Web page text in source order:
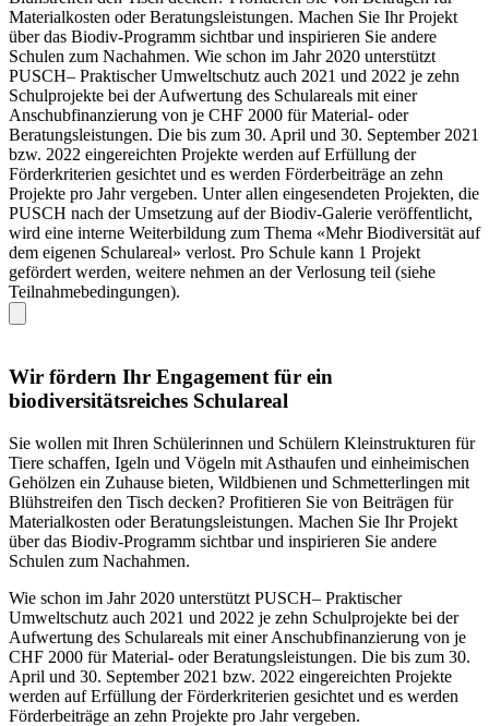
Materialkosten oder Beratungsleistungen. Machen Sie Ihr Projekt
über das Biodiv-Programm sichtbar und inspirieren Sie andere
Schulen zum Nachahmen. Wie schon im Jahr 2020 unterstützt
PUSCH– Praktischer Umweltschutz auch 2021 und 2022 je zehn
Schulprojekte bei der Aufwertung des Schulareals mit einer
Anschubfinanzierung von je CHF 2000 für Material- oder
Beratungsleistungen. Die bis zum 30. April und 30. September 2021
bzw. 2022 eingereichten Projekte werden auf Erfüllung der
Förderkriterien gesichtet und es werden Förderbeiträge an zehn
Projekte pro Jahr vergeben. Unter allen eingesendeten Projekten, die
PUSCH nach der Umsetzung auf der Biodiv-Galerie veröffentlicht,
wird eine interne Weiterbildung zum Thema «Mehr Biodiversität auf
dem eigenen Schulareal» verlost. Pro Schule kann 1 Projekt
gefördert werden, weitere nehmen an der Verlosung teil (siehe
Teilnahmebedingungen).
Wir fördern Ihr Engagement für ein
biodiversitätsreiches Schulareal
Sie wollen mit Ihren Schülerinnen und Schülern Kleinstrukturen für
Tiere schaffen, Igeln und Vögeln mit Asthaufen und einheimischen
Gehölzen ein Zuhause bieten, Wildbienen und Schmetterlingen mit
Blühstreifen den Tisch decken? Profitieren Sie von Beiträgen für
Materialkosten oder Beratungsleistungen. Machen Sie Ihr Projekt
über das Biodiv-Programm sichtbar und inspirieren Sie andere
Schulen zum Nachahmen.
Wie schon im Jahr 2020 unterstützt PUSCH– Praktischer
Umweltschutz auch 2021 und 2022 je zehn Schulprojekte bei der
Aufwertung des Schulareals mit einer Anschubfinanzierung von je
CHF 2000 für Material- oder Beratungsleistungen. Die bis zum 30.
April und 30. September 2021 bzw. 2022 eingereichten Projekte
werden auf Erfüllung der Förderkriterien gesichtet und es werden
Förderbeiträge an zehn Projekte pro Jahr vergeben.